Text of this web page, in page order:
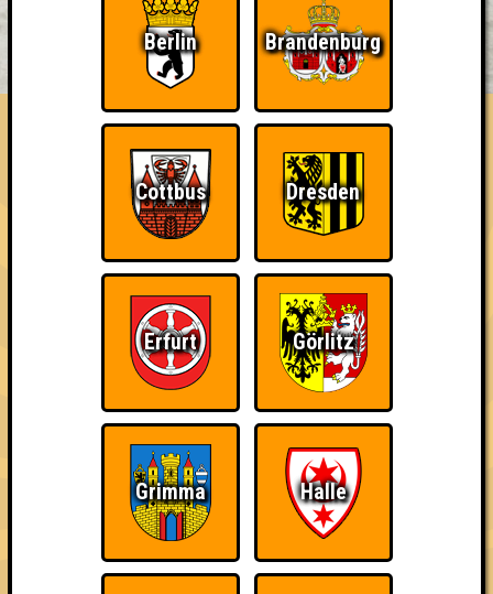
HIGHSCORE RESERVIERUNG
FAQ ÜBER UNS
FHM Chicks
Errungenschaften
Kleiner Hinweis: bei uns sind Teams, die in einem Stechen
verlieren, trotzdem auf dem 1. Platz - den haben sie sich
schließlich verdient! Entsprechend gibt es für diese auch
Errungenschaften für den 1. Platz.
The Last of Us
Schon wieder zum
Wiederzehn macht
Berlin Brandenburg
Cottbus Dresden
Erfurt Görlitz
Grimma Halle